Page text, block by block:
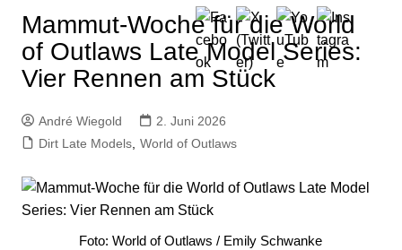
Mammut-Woche für die World
of Outlaws Late Model Series:
Vier Rennen am Stück
André Wiegold
2. Juni 2026
Dirt Late Models, World of Outlaws
Foto: World of Outlaws / Emily Schwanke